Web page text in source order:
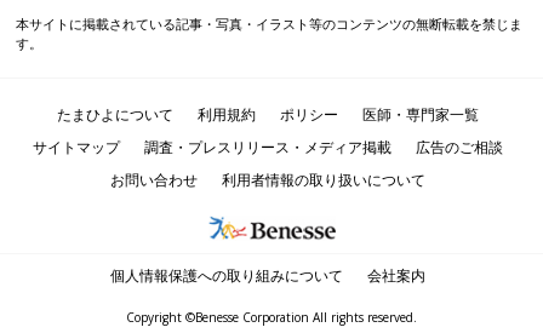
本サイトに掲載されている記事・写真・イラスト等のコンテンツの無断転載を禁じま
す。
たまひよについて 利用規約 ポリシー
医師・専門家一覧
サイトマップ
調査・プレスリリース・メディア掲載
広告のご相談
お問い合わせ
利用者情報の取り扱いについて
個人情報保護への取り組みについて 会社案内
Copyright ©Benesse Corporation All rights reserved.